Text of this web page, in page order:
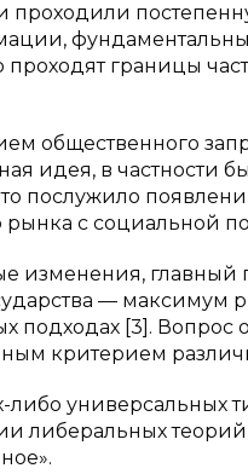
границы
общественного
идея, в частности
послужило
с социальной
изменения,
— максимум
подходах [3]. Вопрос
критерием
универсальных
либеральных